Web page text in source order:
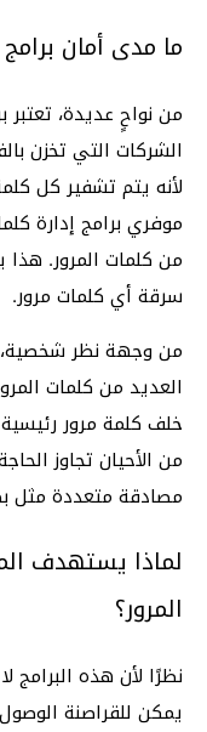
ما مدى أمان
من نواحٍ عديدة، تعتبر
الشركات التي تخزن
لأنه يتم تشفير كل
موفري برامج إدارة
من كلمات المرور.
سرقة أي كلمات مرور.
من وجهة نظر شخصية،
العديد من كلمات
خلف كلمة مرور
من الأحيان تجاوز
مصادقة متعددة مثل
لماذا يستهدف
المرور؟
نظرًا لأن هذه البرامج
يمكن للقراصنة